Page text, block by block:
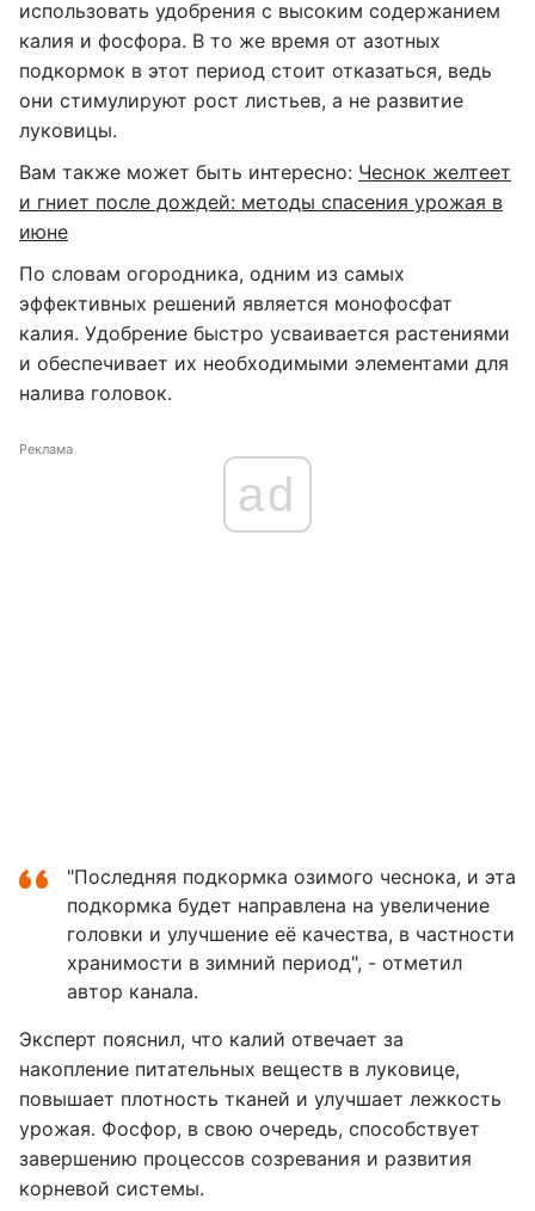
использовать удобрения с высоким содержанием
калия и фосфора. В то же время от азотных
подкормок в этот период стоит отказаться, ведь
они стимулируют рост листьев, а не развитие
луковицы.
Вам также может быть интересно: Чеснок желтеет
и гниет после дождей: методы спасения урожая в
июне
По словам огородника, одним из самых
эффективных решений является монофосфат
калия. Удобрение быстро усваивается растениями
и обеспечивает их необходимыми элементами для
налива головок.
Реклама
ad
"Последняя подкормка озимого чеснока, и эта
подкормка будет направлена на увеличение
головки и улучшение её качества, в частности
хранимости в зимний период", - отметил
автор канала.
Эксперт пояснил, что калий отвечает за
накопление питательных веществ в луковице,
повышает плотность тканей и улучшает лежкость
урожая. Фосфор, в свою очередь, способствует
завершению процессов созревания и развития
корневой системы.